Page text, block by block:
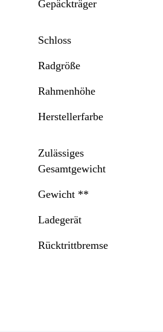
Gepäckträger
Schloss
Radgröße
Rahmenhöhe
Herstellerfarbe
Zulässiges
Gesamtgewicht
Gewicht **
Ladegerät
Rücktrittbremse